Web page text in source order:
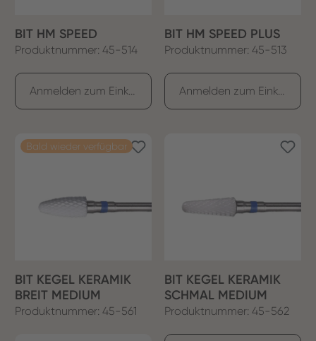
BIT HM SPEED
Produktnummer: 45-514
BIT HM SPEED PLUS
Produktnummer: 45-513
Bald wieder verfügbar
BIT KEGEL KERAMIK
BREIT MEDIUM
Produktnummer: 45-561
BIT KEGEL KERAMIK
SCHMAL MEDIUM
Produktnummer: 45-562